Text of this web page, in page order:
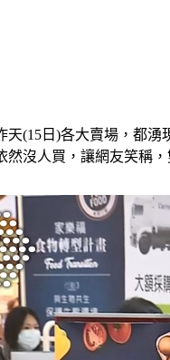
(15日)各大賣場，都
沒人買，讓網友笑稱，